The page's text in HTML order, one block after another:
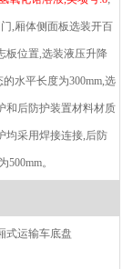
,厢体侧面板选装开百
板位置,选装液压升降
的水平长度为300mm,选
和后防护装置材料材质
均采用焊接连接,后防
500mm。
式运输车底盘